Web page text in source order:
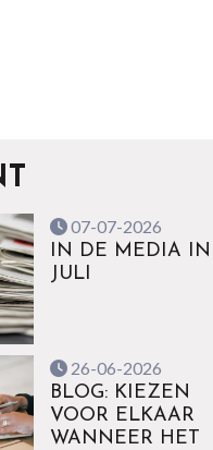
07-07-2026
IN DE MEDIA IN
JULI
26-06-2026
BLOG: KIEZEN
VOOR ELKAAR
WANNEER HET